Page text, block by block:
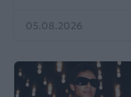
05.08.2026